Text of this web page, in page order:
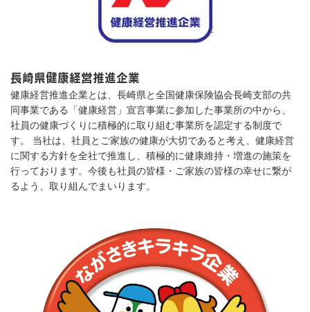
長崎県健康経営推進企業
健康経営推進企業とは、長崎県と全国健康保険協会長崎支部の共
同事業である「健康経営」宣言事業に参加した事業所の中から、
社員の健康づくりに積極的に取り組む事業所を認定する制度で
す。 当社は、社員とご家族の健康が大切であると考え、健康経営
に関する方針を全社で推進し、積極的に健康維持・増進の施策を
行っております。今後も社員の皆様・ご家族の皆様の幸せに繋が
るよう、取り組んでまいります。